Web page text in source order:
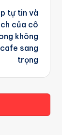
tự tin và
của cô
không
sang
trọng